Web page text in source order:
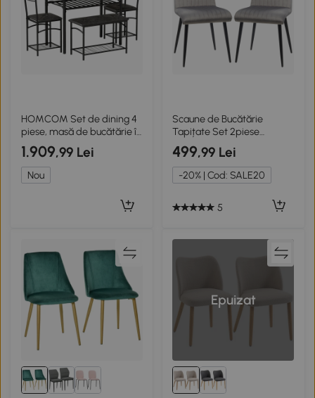
HOMCOM Set de dining 4
piese, masă de bucătărie în
stil industrial cu 2 scaune și
bancă pentru 4 persoane,
scaune tapițate cu piele PU,
maro
1.909,99 Lei
Nou
Scaune de Bucătărie
Tapițate Set 2piese
Moderne Gri și Negru
499,99 Lei
-20% | Cod: SALE20
5
Epuizat